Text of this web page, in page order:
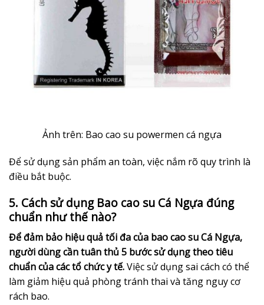
Ảnh trên: Bao cao su powermen cá ngựa
Để sử dụng sản phẩm an toàn, việc nắm rõ quy trình là
điều bắt buộc.
5. Cách sử dụng Bao cao su Cá Ngựa đúng
chuẩn như thế nào?
Để đảm bảo hiệu quả tối đa của bao cao su Cá Ngựa,
người dùng cần tuân thủ 5 bước sử dụng theo tiêu
chuẩn của các tổ chức y tế.Việc sử dụng sai cách có thể
làm giảm hiệu quả phòng tránh thai và tăng nguy cơ
rách bao.